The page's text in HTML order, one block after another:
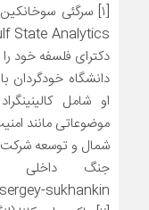
[۱] سرگئی
دکترای فلسفه خود
دانشگاه خودگردان
او شامل
موضوعاتی مانند
شمال و توسعه
sukhankin/ ).